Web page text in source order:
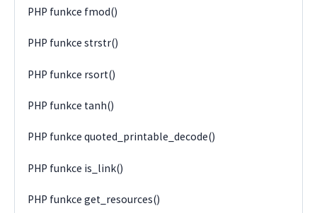
PHP funkce fmod()
PHP funkce strstr()
PHP funkce rsort()
PHP funkce tanh()
PHP funkce quoted_printable_decode()
PHP funkce is_link()
PHP funkce get_resources()